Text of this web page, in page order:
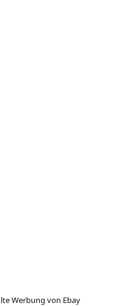
Werbung von Ebay